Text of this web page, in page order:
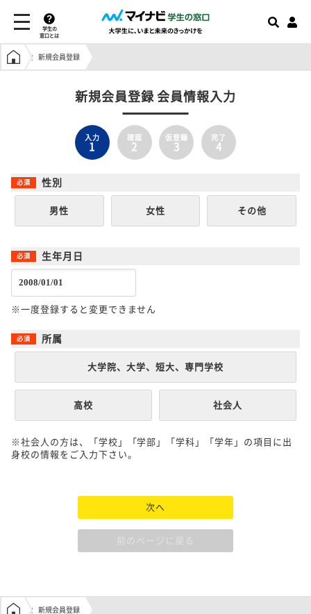
学生の
窓口とは
学生の窓口トップ
新規会員登録
新規会員登録 会員情報入力
入力
1
確認
2
仮登録
3
完了
4
性別
男性 女性 その他
生年月日
※一度登録すると変更できません
所属
大学院、大学、短大、専門学校
高校 社会人
※社会人の方は、「学校」「学部」「学科」「学年」の項目に出
身校の情報をご入力下さい。
次へ
前のページに戻る
学生の窓口トップ
新規会員登録